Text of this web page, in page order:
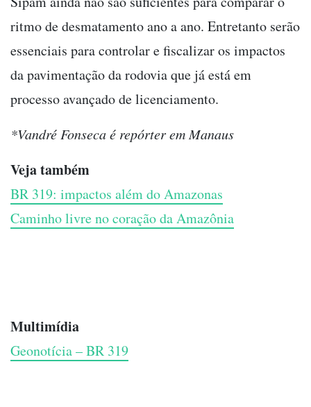
ritmo de desmatamento ano a ano. Entretanto serão
essenciais para controlar e fiscalizar os impactos
da pavimentação da rodovia que já está em
processo avançado de licenciamento.
*Vandré Fonseca é repórter em Manaus
Veja também
BR 319: impactos além do Amazonas
Caminho livre no coração da Amazônia
Multimídia
Geonotícia – BR 319